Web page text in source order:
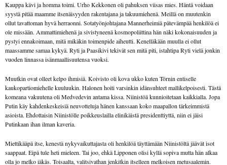
Kauppa kävi ja homma toimi. Urho Kekkonen oli pahuksen viisas mies. Häntä voidaan
syystä pitää maamme itsenäisyyden rakentajana ja takuumiehenä. Meillä on muutenkin
ollut tavattoman hyvä herraonni. Sotatyönjohtajana Mannerheimiä pätevämpää henkilöä ei
ole missään. Ammattimiehenä ja sivistyneenä kosmopoliittina hän näki kokonaisuuden ja
pystyi ennakoimaan, mitä mikäkin toimenpide aiheutti. Kenelläkään muulla ei ollut
maassamme samaa kykyä. Ryti ja Paasikivi tekivät sen mitä piti, istahtipa Ryti vielä jonkin
vuoden linnassa isänmaallisuutensa vuoksi.
Muutkin ovat olleet kelpo ihmisiä. Koivisto oli kova ukko kuten Törnin entiselle
kaukopartiomiehelle kuuluukin. Halonen hoiti varsinkin idänsuhteet mallikelpoisesti. Tästä
komeana vakuutena oli Medvedevin antama kissa. Niinistöä kunnioitetaan kaikkialla. Jopa
Putin käy kahdenkeskeisiä neuvotteluja hänen kanssaan koko maapallon tärkeimmistä
asioista. Ehdottaisin Niinistölle poikkeuslailla elinikäistä presidenttiyttä, niin ei jäisi
Putinkaan ihan ilman kaveria.
Miettikääpä itse, kenestä nykyvaikuttajasta oli henkilöä täyttämään Niinistöltä jäävät isot
saappaat. Eipä tule heti mieleen. Tai joo, ehkä Lipponen olisi kyllä sopiva mutta hän alkaa
olla jo melko iäkäs. Toisaalta, valitsivathan jenkitkin itselleen melkoisen metusaalemin.